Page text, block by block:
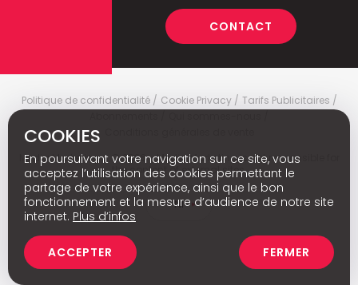
CONTACT
Politique de confidentialité Cookie Privacy
Tarifs Publicitaires
Media Marketingc © 2026 - Media Marketing is not responsible for
the content of external sites.
Nl
COOKIES
En poursuivant votre navigation sur ce site, vous
acceptez l’utilisation des cookies permettant le
partage de votre expérience, ainsi que le bon
fonctionnement et la mesure d’audience de notre site
internet. Plus d’infos
ACCEPTER FERMER